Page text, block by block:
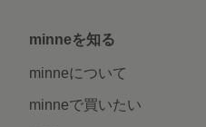
minneを知る
minneについて
minneで買いたい